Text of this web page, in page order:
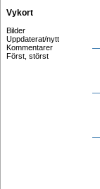
Vykort
Bilder
Uppdaterat/nytt
Kommentarer
Först, störst